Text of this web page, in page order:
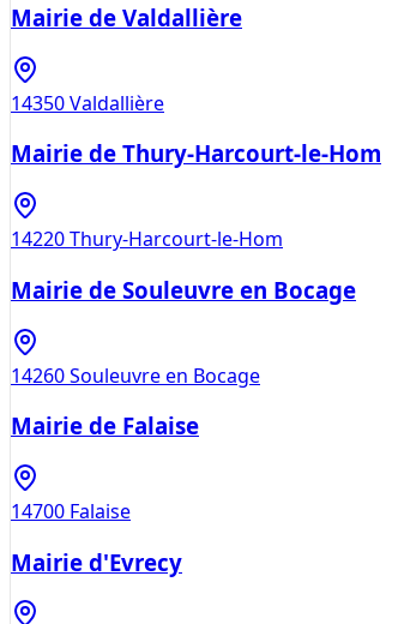
Mairie de Valdallière
14350Valdallière
Mairie de Thury-Harcourt-le-Hom
14220Thury-Harcourt-le-Hom
Mairie de Souleuvre en Bocage
14260Souleuvre en Bocage
Mairie de Falaise
14700 Falaise
Mairie d'Evrecy